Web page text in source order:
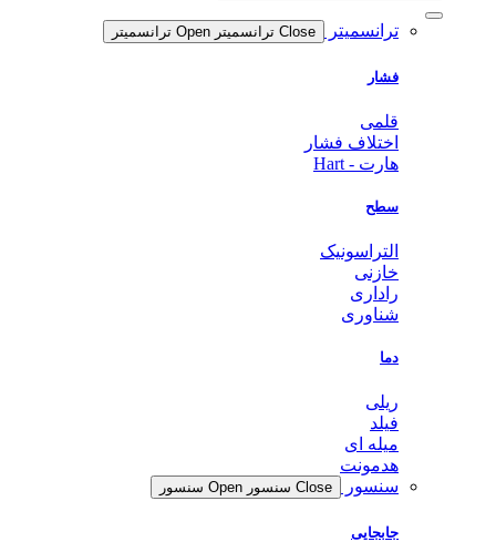
ترانسمیتر Close ترانسمیتر Open ترانسمیتر
فشار
قلمی
اختلاف فشار
هارت - Hart
سطح
التراسونیک
خازنی
راداری
شناوری
دما
ریلی
فیلد
میله ای
هدمونت
سنسور
Close سنسور Open سنسور
جابجایی